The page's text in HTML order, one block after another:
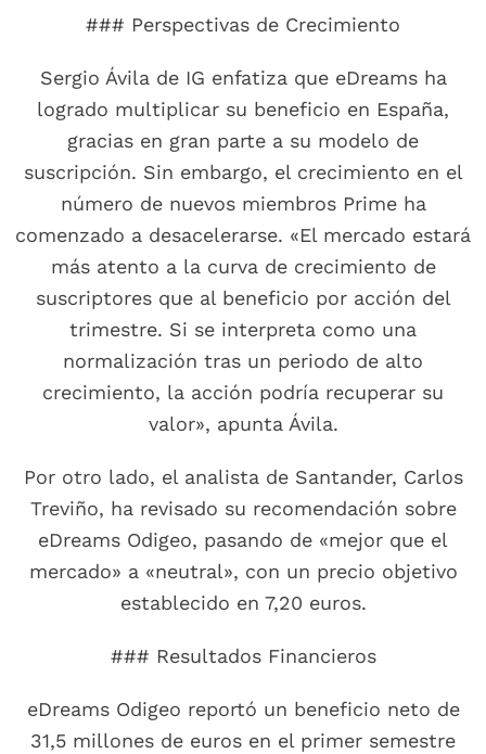
### Perspectivas de Crecimiento
Sergio Ávila de IG enfatiza que eDreams ha
logrado multiplicar su beneficio en España,
gracias en gran parte a su modelo de
suscripción. Sin embargo, el crecimiento en el
número de nuevos miembros Prime ha
comenzado a desacelerarse. «El mercado estará
más atento a la curva de crecimiento de
suscriptores que al beneficio por acción del
trimestre. Si se interpreta como una
normalización tras un periodo de alto
crecimiento, la acción podría recuperar su
valor», apunta Ávila.
Por otro lado, el analista de Santander, Carlos
Treviño, ha revisado su recomendación sobre
eDreams Odigeo, pasando de «mejor que el
mercado» a «neutral», con un precio objetivo
establecido en 7,20 euros.
### Resultados Financieros
eDreams Odigeo reportó un beneficio neto de
31,5 millones de euros en el primer semestre